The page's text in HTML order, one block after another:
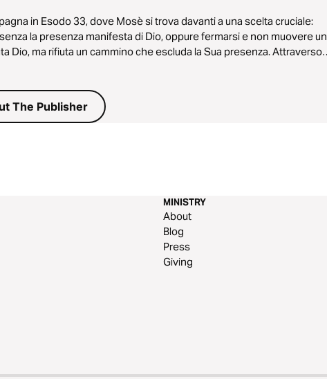
in Esodo 33, dove Mosè si trova davanti a una scelta cruciale:
la presenza manifesta di Dio, oppure fermarsi e non muovere un
Dio, ma rifiuta un cammino che escluda la Sua presenza. Attraverso
maturità spirituale non consiste nel fare grandi cose per Dio, ma nel
The Publisher
MINISTRY
About
Blog
Press
Giving